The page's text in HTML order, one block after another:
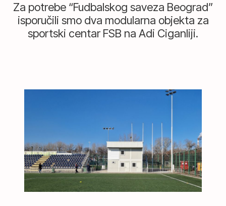
Za potrebe “Fudbalskog saveza Beograd”
isporučili smo dva modularna objekta za
sportski centar FSB na Adi Ciganliji.